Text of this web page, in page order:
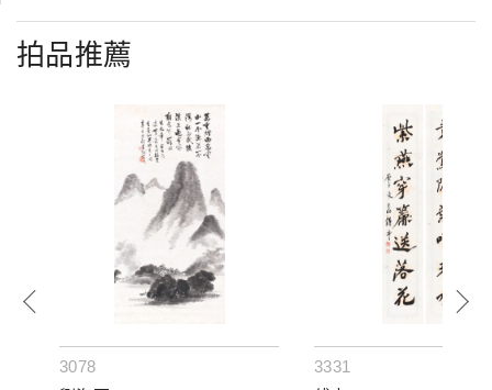
拍品推薦
3078
3331